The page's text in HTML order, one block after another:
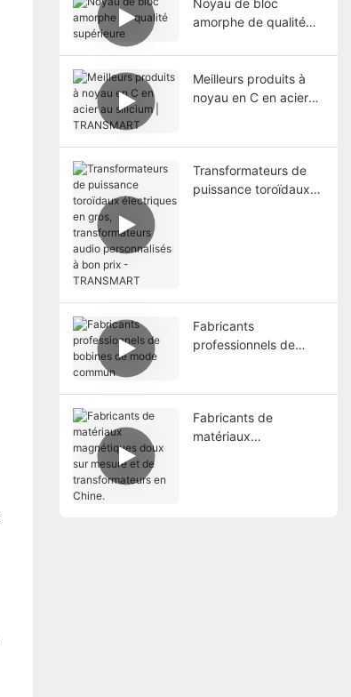
amorphe de qualité
Meilleurs produits à
noyau en C en acier
Transformateurs de
puissance toroïdaux
Fabricants
professionnels de
Fabricants de
matériaux